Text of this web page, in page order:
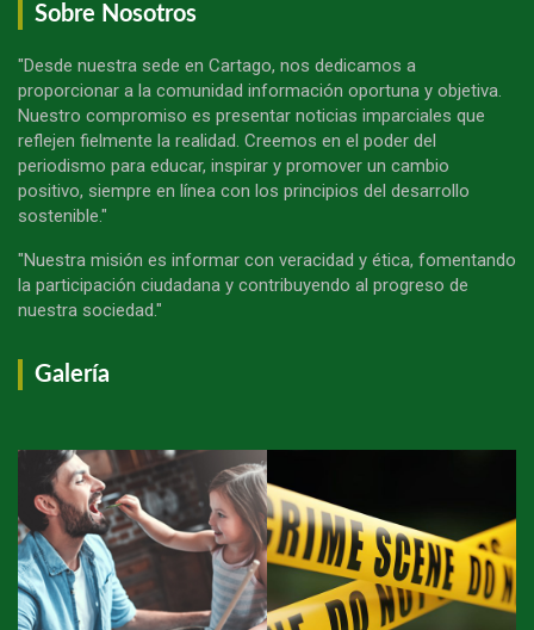
Sobre Nosotros
"Desde nuestra sede en Cartago, nos dedicamos a
proporcionar a la comunidad información oportuna y objetiva.
Nuestro compromiso es presentar noticias imparciales que
reflejen fielmente la realidad. Creemos en el poder del
periodismo para educar, inspirar y promover un cambio
positivo, siempre en línea con los principios del desarrollo
sostenible."
"Nuestra misión es informar con veracidad y ética, fomentando
la participación ciudadana y contribuyendo al progreso de
nuestra sociedad."
Galería